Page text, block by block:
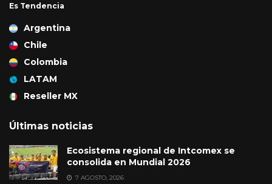
Es Tendencia
Argentina
Chile
Colombia
LATAM
Reseller MX
Últimas noticias
Ecosistema regional de Intcomex se
consolida en Mundial 2026
7 AGOSTO, 2026